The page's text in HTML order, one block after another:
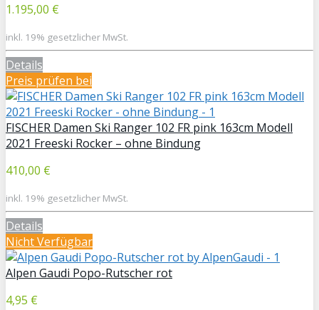
1.195,00 €
inkl. 19% gesetzlicher MwSt.
Details
Preis prüfen bei
FISCHER Damen Ski Ranger 102 FR pink 163cm Modell
2021 Freeski Rocker – ohne Bindung
410,00 €
inkl. 19% gesetzlicher MwSt.
Details
Nicht Verfügbar
Alpen Gaudi Popo-Rutscher rot
4,95 €